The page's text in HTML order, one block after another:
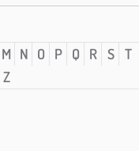
M N O P Q R S
T
Z